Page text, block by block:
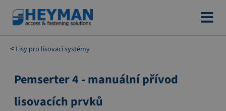
Přejít
na
obsah
Lisy pro lisovací systémy
Přeskočit
konec
Pemserter 4 - manuální přívod
lisovacích prvků